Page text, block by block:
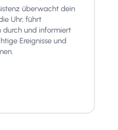
überwacht dein
Uhr, führt
durch und informiert
Ereignisse und